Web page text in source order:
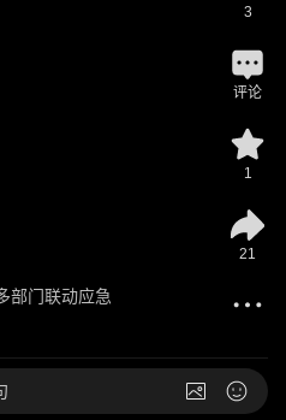
部门联动应急
3
评论
1
21